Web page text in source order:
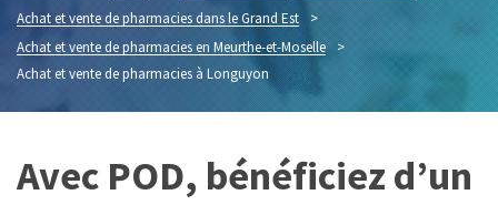
Achat et vente de pharmacies dans le Grand Est >
Achat et vente de pharmacies en Meurthe-et-Moselle
>
Achat et vente de pharmacies à Longuyon
Avec POD, bénéficiez d’un